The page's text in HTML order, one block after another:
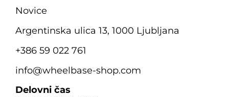
Novice
Argentinska ulica 13, 1000 Ljubljana
+386 59 022 761
info@wheelbase-shop.com
Delovni čas